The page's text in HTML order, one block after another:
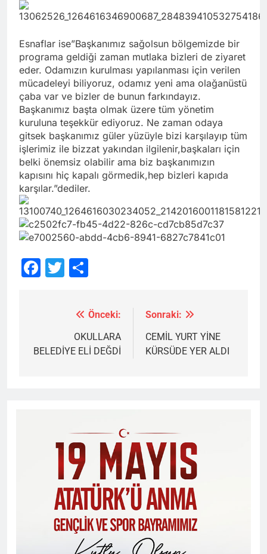
Esnaflar ise”Başkanımız sağolsun bölgemizde bir
programa geldiği zaman mutlaka bizleri de ziyaret
eder. Odamızın kurulması yapılanması için verilen
mücadeleyi biliyoruz, odamız yeni ama olağanüstü
çaba var ve bizler de bunun farkındayız.
Başkanımız başta olmak üzere tüm yönetim
kuruluna teşekkür ediyoruz. Ne zaman odaya
gitsek başkanımız güler yüzüyle bizi karşılayıp tüm
işlerimiz ile bizzat yakından ilgilenir,başkaları için
belki önemsiz olabilir ama biz başkanımızın
kapısını hiç kapalı görmedik,hep bizleri kapıda
karşılar.”dediler.
Facebook
Twitter
gezinmesi
Önceki:
OKULLARA
BELEDİYE ELİ DEĞDİ
Sonraki:
CEMİL YURT YİNE
KÜRSÜDE YER ALDI